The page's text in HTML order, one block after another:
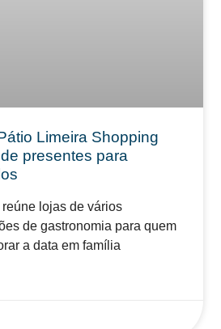
Limeira Shopping
presentes para
lojas de vários
de gastronomia para quem
a data em família